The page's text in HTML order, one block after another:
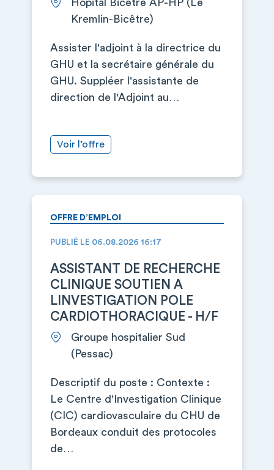
Hôpital Bicêtre AP-HP (Le
Kremlin-Bicêtre)
Assister l'adjoint à la directrice du
GHU et la secrétaire générale du
GHU. Suppléer l'assistante de
direction de l'Adjoint au…
Voir l’offre
OFFRE D’EMPLOI
PUBLIÉ LE 06.08.2026 16:17
ASSISTANT DE RECHERCHE
CLINIQUE SOUTIEN A
LINVESTIGATION POLE
CARDIOTHORACIQUE - H/F
Groupe hospitalier Sud
(Pessac)
Descriptif du poste : Contexte :
Le Centre d'Investigation Clinique
(CIC) cardiovasculaire du CHU de
Bordeaux conduit des protocoles
de…